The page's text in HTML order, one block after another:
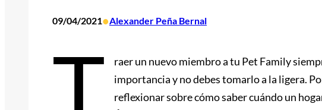
09/04/2021•Alexander Peña Bernal
T
raer un nuevo miembro a tu Pet Family
importancia y no debes tomarlo a la ligera.
reflexionar sobre cómo saber cuándo un